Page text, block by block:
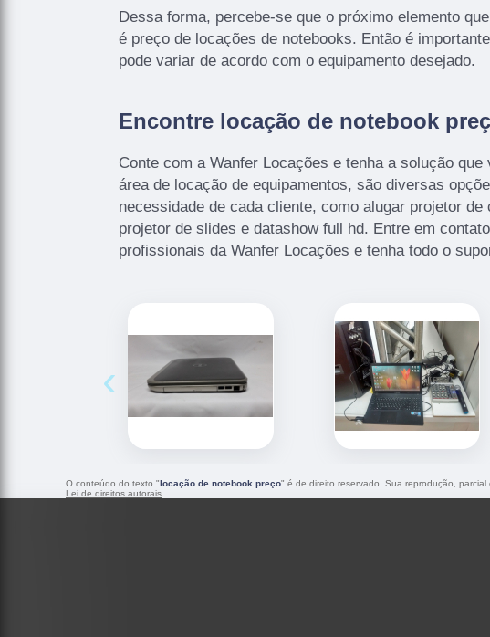
Dessa forma, percebe-se que o próximo elemento
é preço de locações de notebooks. Então é
pode variar de acordo com o equipamento desejado.
Encontre locação de notebook
Conte com a Wanfer Locações e tenha a solução que
área de locação de equipamentos, são diversas
necessidade de cada cliente, como alugar projetor de
projetor de slides e datashow full hd. Entre em
profissionais da Wanfer Locações e tenha todo o
‹
O conteúdo do texto "locação de notebook preço" é de direito reservado. Sua reprodução,
Lei de direitos autorais